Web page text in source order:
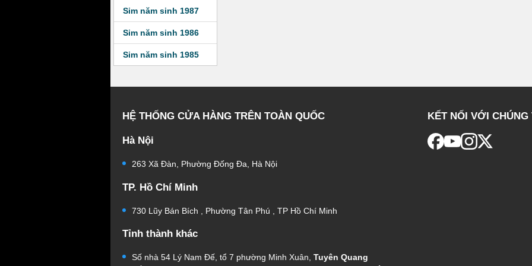
Sim năm sinh 1987
Sim năm sinh 1986
Sim năm sinh 1985
HỆ THỐNG CỬA HÀNG TRÊN TOÀN QUỐC
Hà Nội
263 Xã Đàn, Phường Đống Đa, Hà Nội
TP. Hồ Chí Minh
730 Lũy Bán Bích , Phường Tân Phú , TP Hồ Chí Minh
Tỉnh thành khác
Số nhà 54 Lý Nam Đế, tổ 7 phường Minh Xuân, Tuyên Quang
KẾT NỐI VỚI CHÚNG